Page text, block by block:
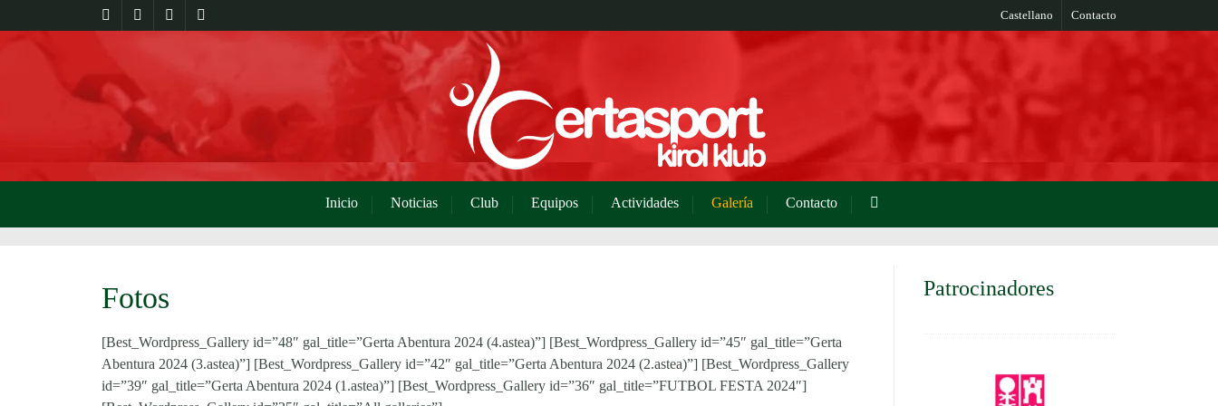
Castellano Contacto
Inicio Noticias Club Equipos Actividades Galería Contacto
Fotos
[Best_Wordpress_Gallery id=”48″ gal_title=”Gerta Abentura 2024 (4.astea)”] [Best_Wordpress_Gallery id=”45″ gal_title=”Gerta
Abentura 2024 (3.astea)”] [Best_Wordpress_Gallery id=”42″ gal_title=”Gerta Abentura 2024 (2.astea)”] [Best_Wordpress_Gallery
id=”39″ gal_title=”Gerta Abentura 2024 (1.astea)”] [Best_Wordpress_Gallery id=”36″ gal_title=”FUTBOL FESTA 2024″]
Patrocinadores